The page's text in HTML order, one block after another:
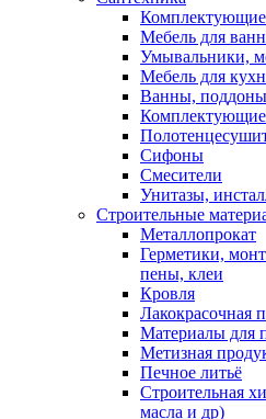
Мебель для
Умывальники,
Мебель для
Ванны, поддоны
Комплектующие
Сифоны
Смесители
Унитазы,
Строительные
Металлопрокат
Герметики,
пены, клеи
Кровля
Лакокрасочная
Материалы для
Метизная
Печное литьё
Строительная
масла и др)